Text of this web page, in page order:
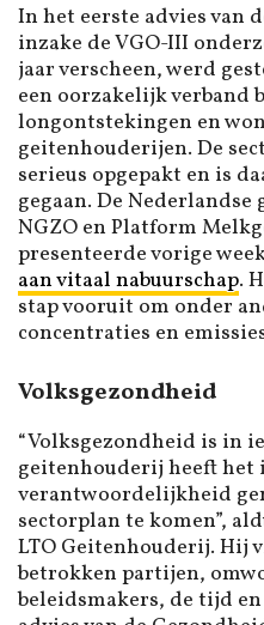
In het eerste advies van
inzake de VGO-III
jaar verscheen, werd
een oorzakelijk verband
longontstekingen en
geitenhouderijen. De
serieus opgepakt en is
gegaan. De
NGZO en Platform
presenteerde vorige
aan vitaal nabuurschap.
stap vooruit om onder
concentraties en
Volksgezondheid
“Volksgezondheid is in
geitenhouderij heeft
verantwoordelijkheid
sectorplan te komen”,
LTO Geitenhouderij. Hij
betrokken partijen,
beleidsmakers, de tijd